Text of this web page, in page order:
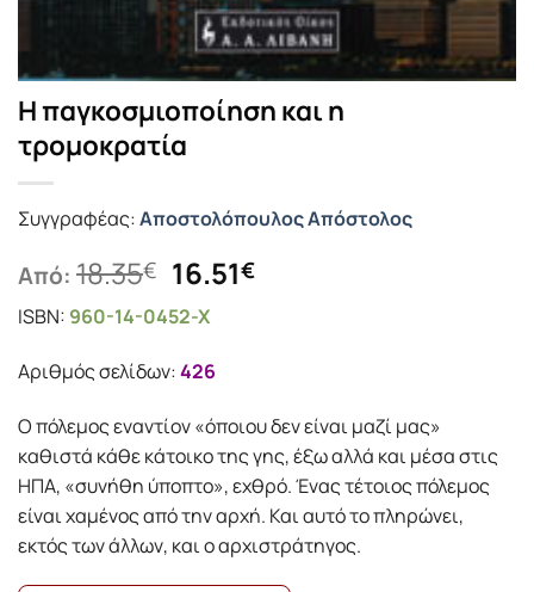
Η παγκοσμιοποίηση και η
τρομοκρατία
Συγγραφέας:Αποστολόπουλος Απόστολος
Από: 18.35€ Original
price
was:
18.35€.
16.51€Η
ISBN: 960-14-0452-X
Αριθμός σελίδων:426
Ο πόλεμος εναντίον «όποιου δεν είναι μαζί μας»
καθιστά κάθε κάτοικο της γης, έξω αλλά και μέσα στις
ΗΠΑ, «συνήθη ύποπτο», εχθρό. Ένας τέτοιος πόλεμος
είναι χαμένος από την αρχή. Και αυτό το πληρώνει,
εκτός των άλλων, και ο αρχιστράτηγος.